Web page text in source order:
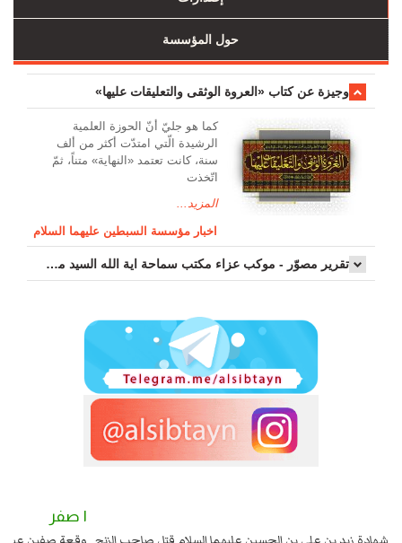
حول المؤسسة
وجیزة عن کتاب «العروة الوثقی والتعلیقات علیها»
کما هو جليّ أنّ الحوزة العلمیة
الرشیدة الّتي امتدّت أكثر من ألف
سنة، كانت تعتمد «النهاية» متناً، ثمّ
اتّخذت
المزيد...
اخبار مؤسسة السبطين عليهما السلام
تقرير مصوّر - موكب عزاء مکتب سماحة اية الله السيد مرتضى الموسوي الاصفهاني في يوم إستشهاد السيدة فاطم...